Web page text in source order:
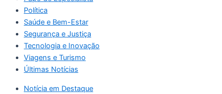
Política
Saúde e Bem-Estar
Segurança e Justiça
Tecnologia e Inovação
Viagens e Turismo
Últimas Notícias
Notícia em Destaque